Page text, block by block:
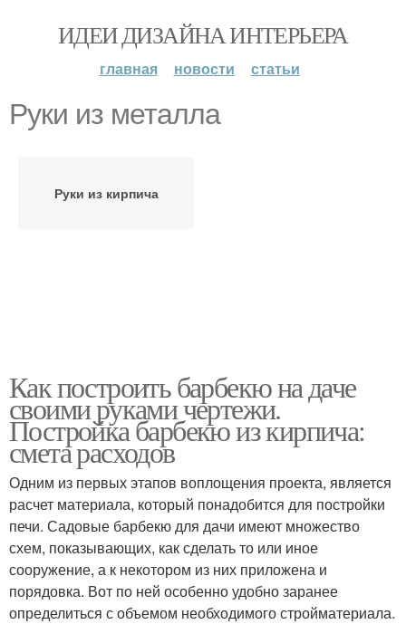
ИДЕИ ДИЗАЙНА ИНТЕРЬЕРА
главная новости статьи
Руки из металла
Руки из кирпича
Как построить барбекю на даче
своими руками чертежи.
Постройка барбекю из кирпича:
смета расходов
Одним из первых этапов воплощения проекта, является
расчет материала, который понадобится для постройки
печи. Садовые барбекю для дачи имеют множество
схем, показывающих, как сделать то или иное
сооружение, а к некотором из них приложена и
порядовка. Вот по ней особенно удобно заранее
определиться с объемом необходимого стройматериала.